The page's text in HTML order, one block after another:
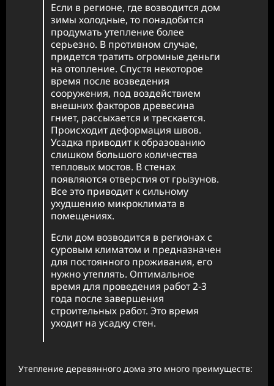
Если в регионе, где возводится дом
зимы холодные, то понадобится
продумать утепление более
серьезно. В противном случае,
придется тратить огромные деньги
на отопление. Спустя некоторое
время после возведения
сооружения, под воздействием
внешних факторов древесина
гниет, рассыхается и трескается.
Происходит деформация швов.
Усадка приводит к образованию
слишком большого количества
тепловых мостов. В стенах
появляются отверстия от грызунов.
Все это приводит к сильному
ухудшению микроклимата в
помещениях.
Если дом возводится в регионах с
суровым климатом и предназначен
для постоянного проживания, его
нужно утеплять. Оптимальное
время для проведения работ 2-3
года после завершения
строительных работ. Это время
уходит на усадку стен.
Утепление деревянного дома это много преимуществ: